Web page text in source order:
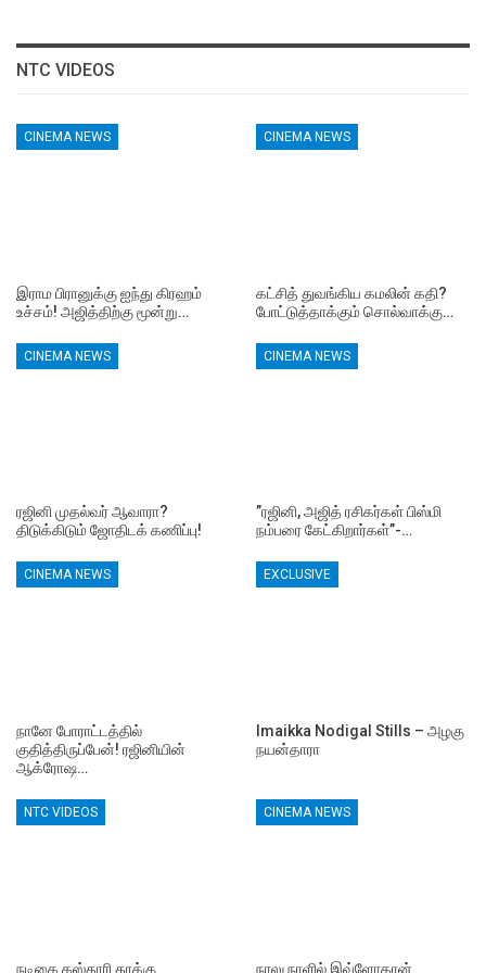
NTC VIDEOS
CINEMA NEWS
இராம பிரானுக்கு ஐந்து கிரஹம்
உச்சம்! அஜித்திற்கு மூன்று…
CINEMA NEWS
கட்சித் துவங்கிய கமலின் கதி?
போட்டுத்தாக்கும் சொல்வாக்கு…
CINEMA NEWS
ரஜினி முதல்வர் ஆவாரா?
திடுக்கிடும் ஜோதிடக் கணிப்பு!
CINEMA NEWS
”ரஜினி, அஜித் ரசிகர்கள் பிஸ்மி
நம்பரை கேட்கிறார்கள்”-…
CINEMA NEWS
நானே போராட்டத்தில்
குதித்திருப்பேன்! ரஜினியின்
ஆக்ரோஷ…
EXCLUSIVE
Imaikka Nodigal Stills – அழகு
நயன்தாரா
NTC VIDEOS
நடிகை கஸ்தூரி தூக்கு
CINEMA NEWS
நாலு நாளில் இவ்ளோதான்